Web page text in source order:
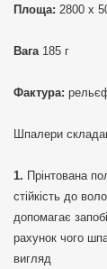
Площа: 2800 х
Вага 185 г
Фактура:
Шпалери
Прінтована
стійкість до
допомагає
рахунок чого
вигляд